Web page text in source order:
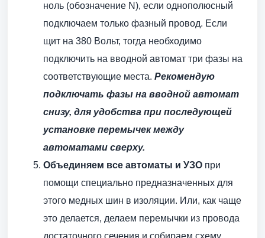
ноль (обозначение N), если однополюсный
подключаем только фазный провод. Если
щит на 380 Вольт, тогда необходимо
подключить на вводной автомат три фазы на
соответствующие места. Рекомендую
подключать фазы на вводной автомат
снизу, для удобства при последующей
установке перемычек между
автоматами сверху.
Объединяем все автоматы и УЗО при
помощи специально предназначенных для
этого медных шин в изоляции. Или, как чаще
это делается, делаем перемычки из провода